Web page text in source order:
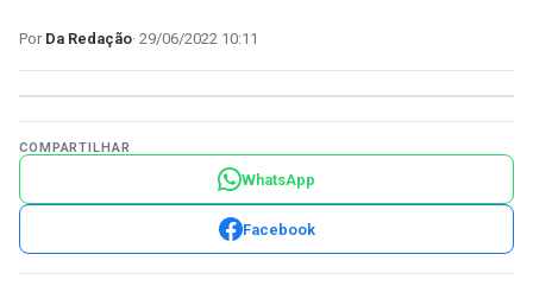
Da Redação 29/06/2022 10:11
COMPARTILHAR
WhatsApp
Facebook